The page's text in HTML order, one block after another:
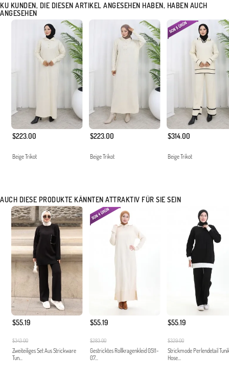
KU KUNDEN, DIE DIESEN ARTIKEL ANGESEHEN HABEN, HABEN AUCH
ANGESEHEN
$223.00
Beige Trikot
$223.00
Beige Trikot
$314.00
Beige Trikot
AUCH DIESE PRODUKTE KÄNNTEN ATTRAKTIV FÜR SIE SEIN
$55.19
$343.00
Zweiteiliges Set Aus Strickware
Tun...
$55.19
$283.00
Gestricktes Rollkragenkleid 0511-
07...
$55.19
$329.00
Strickmode Perlendetail
Hose...